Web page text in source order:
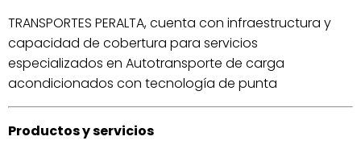
TRANSPORTES PERALTA, cuenta con infraestructura y
capacidad de cobertura para servicios
especializados en Autotransporte de carga
acondicionados con tecnología de punta
Productos y servicios